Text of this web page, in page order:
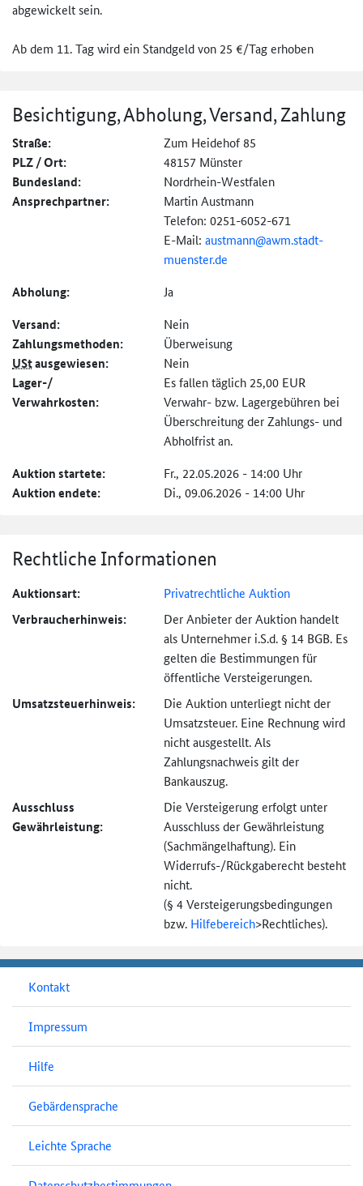
abgewickelt sein.
Ab dem 11. Tag wird ein Standgeld von 25 €/Tag erhoben
Besichtigung, Abholung, Versand, Zahlung
Straße: Zum Heidehof 85
PLZ / Ort: 48157 Münster
Bundesland: Nordrhein-Westfalen
Ansprechpartner:
Martin Austmann
Telefon: 0251-6052-671
E-Mail: austmann@awm.stadt-
muenster.de
Abholung: Ja
Versand: Nein
Zahlungs­methoden: Überweisung
UStausgewiesen: Nein
Lager-/
Verwahrkosten:
Es fallen täglich 25,00 EUR
Verwahr- bzw. Lagergebühren bei
Überschreitung der Zahlungs- und
Abholfrist an.
Auktion startete: Fr., 22.05.2026 - 14:00 Uhr
Auktion endete: Di., 09.06.2026 - 14:00 Uhr
Rechtliche Informationen
Auktionsart: Privatrechtliche Auktion
Verbraucher­hinweis:
Der Anbieter der Auktion handelt
als Unternehmer i.S.d. § 14 BGB. Es
gelten die Bestimmungen für
öffentliche Versteigerungen.
Umsatzsteuer­hinweis:
Die Auktion unterliegt nicht der
Umsatzsteuer. Eine Rechnung wird
nicht ausgestellt. Als
Zahlungsnachweis gilt der
Bankauszug.
Ausschluss
Gewährleistung:
Die Versteigerung erfolgt unter
Ausschluss der Gewährleistung
(Sachmängel­haftung). Ein
Widerrufs-/Rückgaberecht besteht
nicht.
(§ 4 Versteigerungs­bedingungen
bzw. Hilfebereich>Rechtliches).
Kontakt
Impressum
Hilfe
Gebärdensprache
Leichte Sprache